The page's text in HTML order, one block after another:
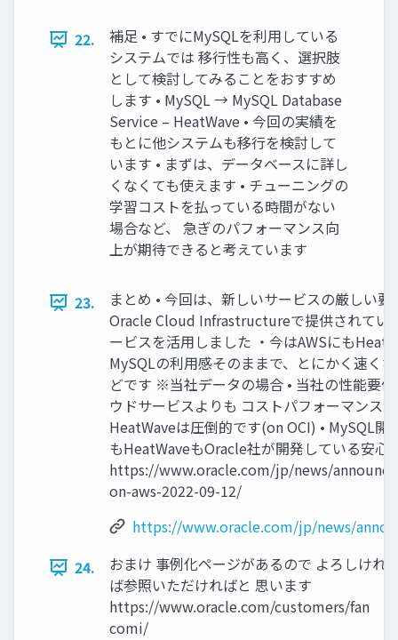
22.
補足 • すでにMySQLを利用している
システムでは 移行性も高く、選択肢
として検討してみることをおすすめ
します • MySQL → MySQL Database
Service – HeatWave • 今回の実績を
もとに他システムも移行を検討して
います • まずは、データベースに詳し
くなくても使えます • チューニングの
学習コストを払っている時間がない
場合など、 急ぎのパフォーマンス向
上が期待できると考えています
23.
まとめ • 今回は、新しいサービスの厳しい
Oracle Cloud Infrastructureで提供されてい
ービスを活用しました ・今はAWSにも
MySQLの利用感そのままで、とにかく速く
どです ※当社データの場合 • 当社の性能要
ウドサービスよりも コストパフォーマンス
HeatWaveは圧倒的です(on OCI) • MySQL開
もHeatWaveもOracle社が開発している安心
https://www.oracle.com/jp/news/
on-aws-2022-09-12/
https://www.oracle.com/jp/news/
24.
おまけ 事例化ページがあるので よろしけれ
ば参照いただければと 思います
https://www.oracle.com/customers/fan
comi/